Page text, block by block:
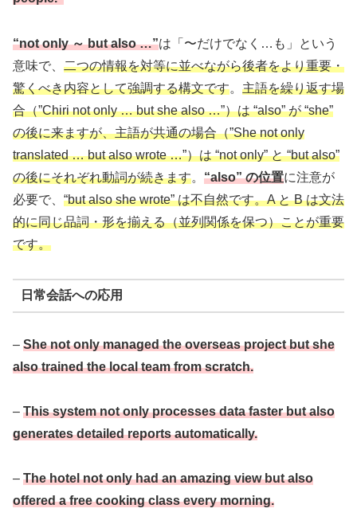
“not only ～ but also …”は「〜だけでなく…も」という
意味で、 二つの情報を対等に並べながら後者をより重要・
驚くべき内容として強調する構文です。 主語を繰り返す場
合（”Chiri not only … but she also …”）は “also” が “she”
の後に来ますが、主語が共通の場合（”She not only
translated … but also wrote …”）は “not only” と “but also”
の後にそれぞれ動詞が続きます。 “also” の位置に注意が
必要で、 “but also she wrote” は不自然です。A と B は文法
的に同じ品詞・形を揃える（並列関係を保つ）ことが重要
です。
日常会話への応用
– She not only managed the overseas project but she
also trained the local team from scratch.
– This system not only processes data faster but also
generates detailed reports automatically.
– The hotel not only had an amazing view but also
offered a free cooking class every morning.